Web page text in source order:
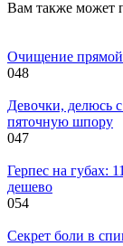
Вам также может
Очищение прямой
048
Девочки, делюсь
пяточную шпору
047
Герпес на губах:
дешево
054
Секрет боли в